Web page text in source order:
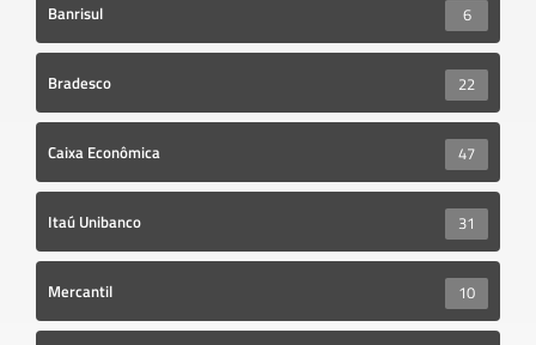
Banrisul 6
Bradesco 22
Caixa Econômica 47
Itaú Unibanco 31
Mercantil 10